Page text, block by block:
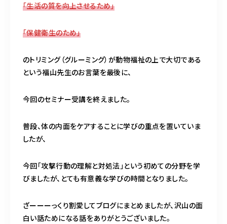
「生活の質を向上させるため」
「保健衛生のため」
のトリミング（グルーミング）が動物福祉の上で大切である
という福山先生のお言葉を最後に、
今回のセミナー受講を終えました。
普段、体の内面をケアすることに学びの重点を置いていま
したが、
今回「攻撃行動の理解と対処法」という初めての分野を学
びましたが、とても有意義な学びの時間となりました。
ざーーーっくり割愛してブログにまとめましたが、沢山の面
白い話ためになる話をありがとうございました。